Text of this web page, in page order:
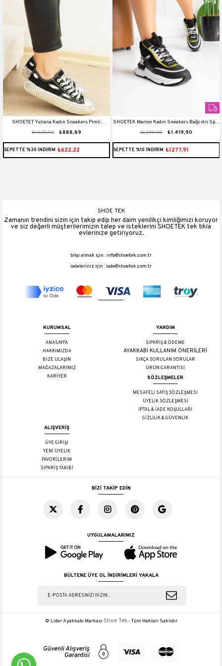
SHOETET Yuliana Kadın Sneakers Pimli
Taşlanmış Coton Siyah
₺888,89
₺1.539,90
SEPETTE %30 İNDİRİM ₺622,22
SHOETEK Marion Kadın Sneakers Bağcıklı Spor
Bot Siyah/Sarı Deri
₺1.419,90
₺1.599,90
SEPETTE %10 İNDİRİM ₺1277,91
SHOE TEK
Zamanın trendini sizin için takip edip her daim yenilikçi kimliğimizi koruyor
ve siz değerli müşterilerimizin talep ve isteklerini SHOETEK tek tıkla
evlerinize getiriyoruz.
bilgi almak için :info@shoetek.com.tr
iadeleriniz için :iade@shoetek.com.tr
KURUMSAL
ANASAYFA
HAKKIMIZDA
BİZE ULAŞIN
MAĞAZALARIMIZ
KARİYER
YARDIM
SİPARİŞ & ÖDEME
AYAKKABI KULLANIM ÖNERİLERİ
SIKÇA SORULAN SORULAR
ÜRÜN GARANTİSİ
SÖZLEŞMELER
MESAFELİ SATIŞ SÖZLEŞMESİ
ÜYELİK SÖZLEŞMESİ
İPTAL & İADE KOŞULLARI
GİZLİLİK & GÜVENLİK
ALIŞVERİŞ
ÜYE GİRİŞİ
YENİ ÜYELİK
FAVORİLERİM
SİPARİŞ TAKİBİ
BİZİ TAKİP EDİN
UYGULAMALARIMIZ
BÜLTENE ÜYE OL İNDİRİMLERİ YAKALA
© Lider Ayakkabı Markası Shoe Tek- Tüm Hakları Saklıdır